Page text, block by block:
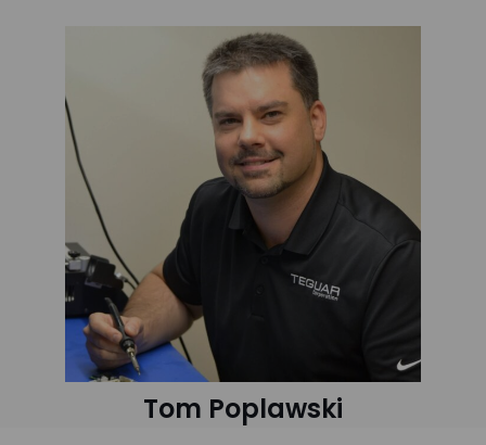
Tom Poplawski